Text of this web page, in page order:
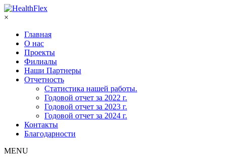
×
Главная
О нас
Проекты
Филиалы
Наши Партнеры
Отчетность
Статистика нашей работы.
Годовой отчет за 2022 г.
Годовой отчет за 2023 г.
Годовой отчет за 2024 г.
Контакты
Благодарности
MENU